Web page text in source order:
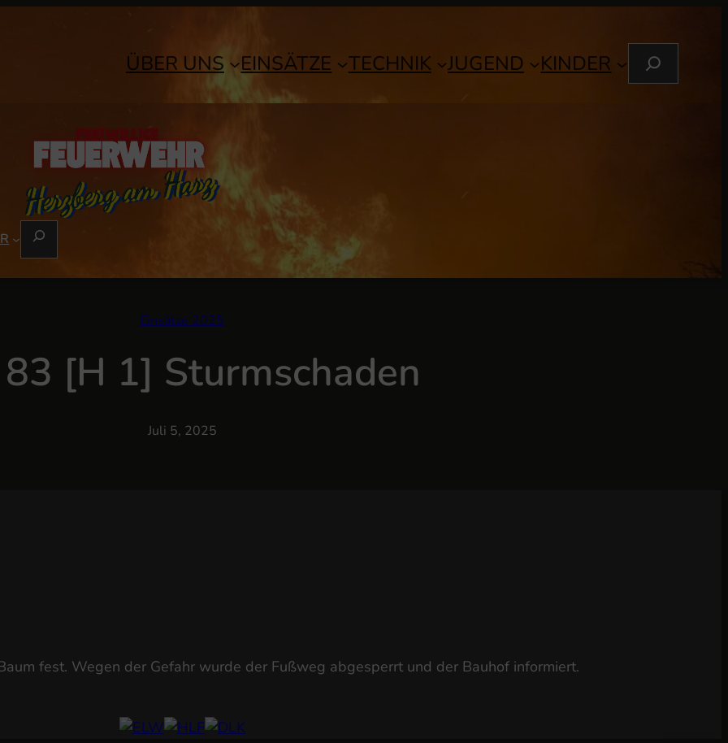
ÜBER UNS EINSÄTZE TECHNIK JUGEND KINDER
Einsätze 2025
[H 1] Sturmschaden
Juli 5, 2025
fest. Wegen der Gefahr wurde der Fußweg abgesperrt und der Bauhof informiert.